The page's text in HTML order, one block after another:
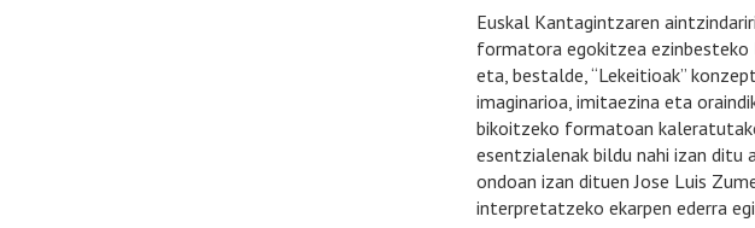
Euskal Kantagintzaren
formatora egokitzea ezinbesteko
eta, bestalde, “Lekeitioak”
imaginarioa, imitaezina eta
bikoitzeko formatoan
esentzialenak bildu nahi izan
ondoan izan dituen Jose Luis
interpretatzeko ekarpen ederra